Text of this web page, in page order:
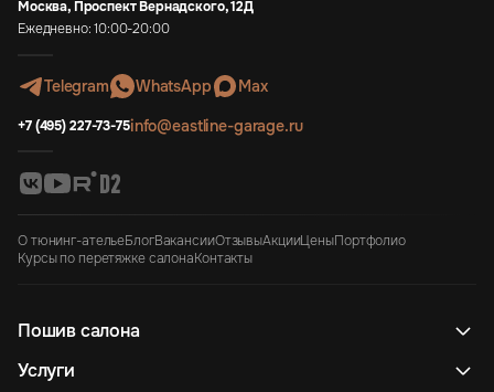
Москва, Проспект Вернадского, 12Д
Ежедневно: 10:00-20:00
Telegram WhatsApp Max
+7 (495) 227-73-75info@eastline-garage.ru
О тюнинг-ательеБлогВакансииОтзывыАкцииЦеныПортфолио
Курсы по перетяжке салонаКонтакты
Пошив салона
Услуги